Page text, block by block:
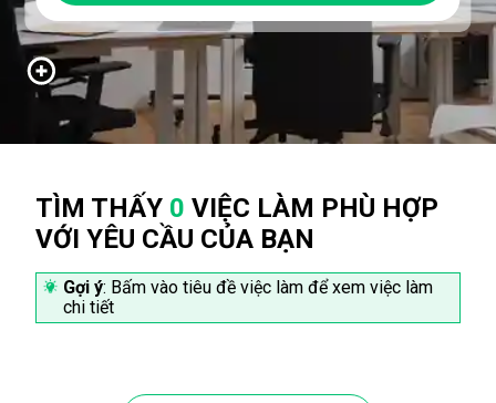
TÌM THẤY 0 VIỆC LÀM PHÙ HỢP
VỚI YÊU CẦU CỦA BẠN
Gợi ý: Bấm vào tiêu đề việc làm để xem việc làm
chi tiết